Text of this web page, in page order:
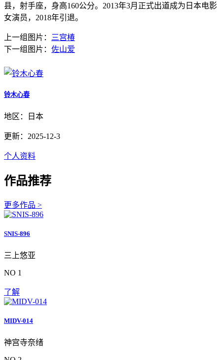
县，射手座，身高160公分。2013年3月正式出道成为日本电影
女演员，2018年引退。
上一组图片：
三宫椿
下一组图片： 佐山爱
铃木心春
地区：日本
更新：2025-12-3
个人资料
作品推荐
更多作品 >
SNIS-896
三上悠亚
NO 1
了解
MIDV-014
神宫寺奈绪